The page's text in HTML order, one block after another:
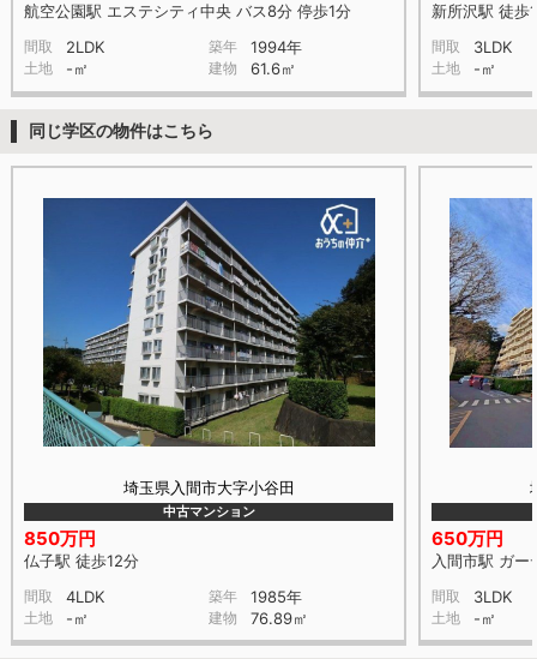
航空公園駅 エステシティ中央 バス8分 停歩1分
間取 2LDK 築年 1994年
土地 -㎡ 建物 61.6㎡
新所沢駅 徒歩
間取 3LDK
土地 -㎡
同じ学区の物件はこちら
埼玉県入間市大字小谷田
中古マンション
850万円
仏子駅 徒歩12分
間取 4LDK 築年 1985年
土地 -㎡ 建物 76.89㎡
650万円
入間市駅 ガ
間取 3LDK
土地 -㎡